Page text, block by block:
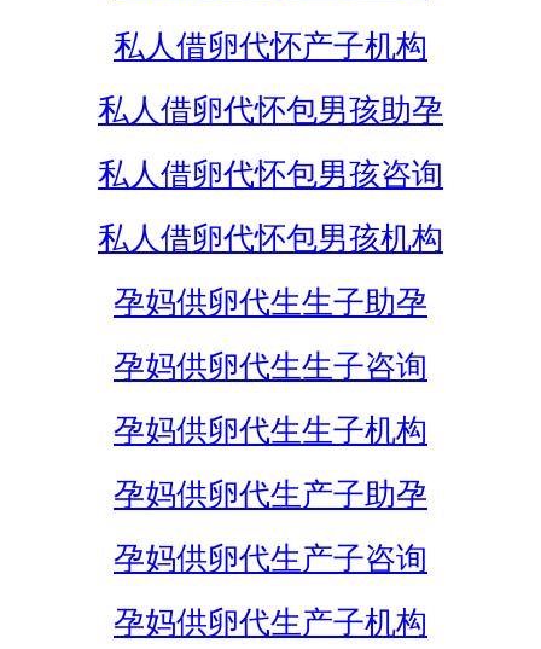
私人借卵代怀产子机构
私人借卵代怀包男孩助孕
私人借卵代怀包男孩咨询
私人借卵代怀包男孩机构
孕妈供卵代生生子助孕
孕妈供卵代生生子咨询
孕妈供卵代生生子机构
孕妈供卵代生产子助孕
孕妈供卵代生产子咨询
孕妈供卵代生产子机构